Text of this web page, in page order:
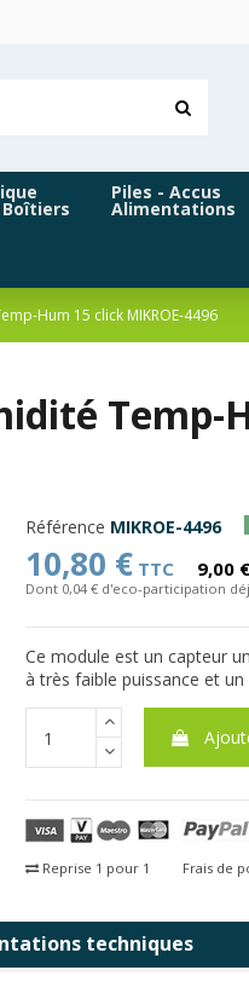
Boîtiers
Piles - Accus
Alimentations
Hum 15 click MIKROE-4496
Temp-
Référence MIKROE-4496
10,80 € TTC 9,00
Dont 0,04 € d'eco-participation
Ce module est un capteur
à très faible puissance et
Reprise 1 pour 1 Frais de
techniques